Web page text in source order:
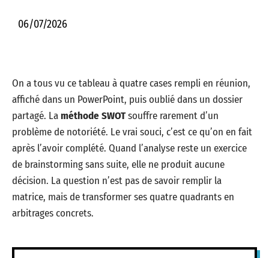
06/07/2026
On a tous vu ce tableau à quatre cases rempli en réunion,
affiché dans un PowerPoint, puis oublié dans un dossier
partagé. Laméthode SWOTsouffre rarement d’un
problème de notoriété. Le vrai souci, c’est ce qu’on en fait
après l’avoir complété. Quand l’analyse reste un exercice
de brainstorming sans suite, elle ne produit aucune
décision. La question n’est pas de savoir remplir la
matrice, mais de transformer ses quatre quadrants en
arbitrages concrets.